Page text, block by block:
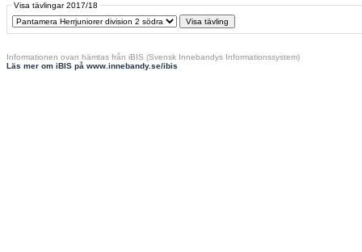
Visa tävlingar 2017/18
Informationen ovan hämtas från iBIS (Svensk Innebandys Informationssystem)
Läs mer om iBIS på www.innebandy.se/ibis